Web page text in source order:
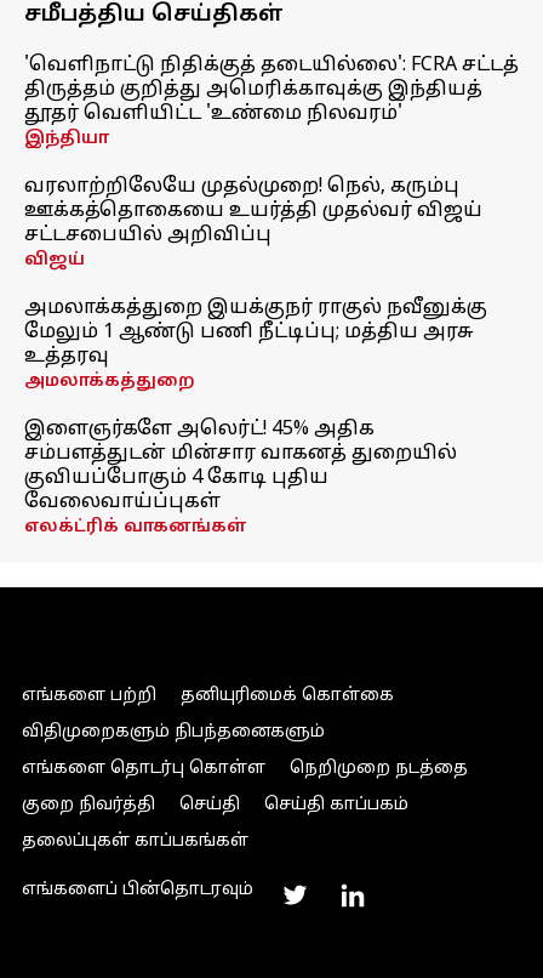
சமீபத்திய செய்திகள்
'வெளிநாட்டு நிதிக்குத் தடையில்லை': FCRA சட்டத்
திருத்தம் குறித்து அமெரிக்காவுக்கு இந்தியத்
தூதர் வெளியிட்ட 'உண்மை நிலவரம்'
இந்தியா
வரலாற்றிலேயே முதல்முறை! நெல், கரும்பு
ஊக்கத்தொகையை உயர்த்தி முதல்வர் விஜய்
சட்டசபையில் அறிவிப்பு
விஜய்
அமலாக்கத்துறை இயக்குநர் ராகுல் நவீனுக்கு
மேலும் 1 ஆண்டு பணி நீட்டிப்பு; மத்திய அரசு
உத்தரவு
அமலாக்கத்துறை
இளைஞர்களே அலெர்ட்! 45% அதிக
சம்பளத்துடன் மின்சார வாகனத் துறையில்
குவியப்போகும் 4 கோடி புதிய
வேலைவாய்ப்புகள்
எலக்ட்ரிக் வாகனங்கள்
எங்களை பற்றி
தனியுரிமைக் கொள்கை
விதிமுறைகளும் நிபந்தனைகளும்
எங்களை தொடர்பு கொள்ள
நெறிமுறை நடத்தை
குறை நிவர்த்தி
செய்தி
செய்தி காப்பகம்
தலைப்புகள் காப்பகங்கள்
எங்களைப் பின்தொடரவும்